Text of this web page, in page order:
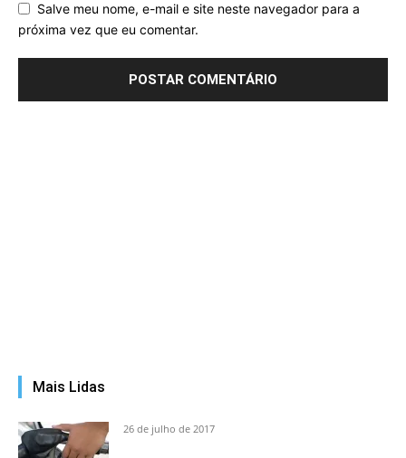
Salve meu nome, e-mail e site neste navegador para a
próxima vez que eu comentar.
Mais Lidas
26 de julho de 2017